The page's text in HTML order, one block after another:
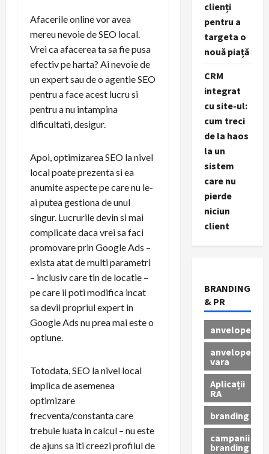
Afacerile online vor avea
mereu nevoie de SEO local.
Vrei ca afacerea ta sa fie pusa
efectiv pe harta? Ai nevoie de
un expert sau de o agentie SEO
pentru a face acest lucru si
pentru a nu intampina
dificultati, desigur.
Apoi, optimizarea SEO la nivel
local poate prezenta si ea
anumite aspecte pe care nu le-
ai putea gestiona de unul
singur. Lucrurile devin si mai
complicate daca vrei sa faci
promovare prin Google Ads –
exista atat de multi parametri
– inclusiv care tin de locatie –
pe care ii poti modifica incat
sa devii propriul expert in
Google Ads nu prea mai este o
optiune.
Totodata, SEO la nivel local
implica de asemenea
optimizare
frecventa/constanta care
trebuie luata in calcul – nu este
de ajuns sa iti creezi profilul de
clienți
pentru a
targeta o
nouă piață
CRM
integrat
cu site-ul:
cum treci
de la haos
la un
sistem
care nu
pierde
niciun
client
BRANDING
& PR
anvelope
anvelope
vara
Aplicații
RA
branding
campanii
branding